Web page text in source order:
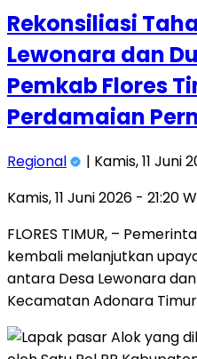
Rekonsiliasi
Lewonara dan
Pemkab Flores
Perdamaian
Regional
| Kamis, 11 Juni
Kamis, 11 Juni 2026 - 21:20
FLORES TIMUR, –
kembali melanjutkan
antara Desa Lewonara
Kecamatan Adonara